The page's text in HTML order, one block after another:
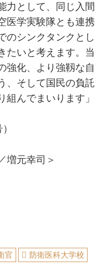
力として、同じ入間
医学実験隊とも連携
のシンクタンクとし
たいと考えます。当
強化、より強靱な自
、そして国民の負託
組んでまいります」
増元幸司＞
官 防衛医科大学校